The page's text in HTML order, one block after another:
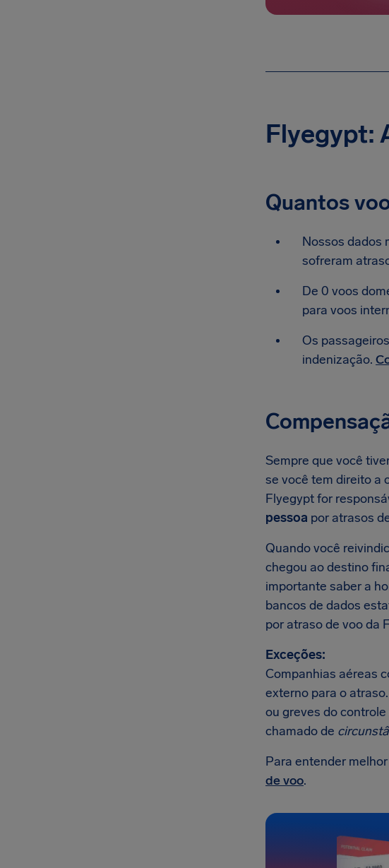
Flyegypt:
Quantos
Nossos dados
sofreram
De 0 voos
para voos
Os
indenização.
Sempre que você
se você tem direito a
Flyegypt for
pessoa por atrasos
Quando você
chegou ao destino
importante saber a
bancos de dados
por atraso de voo da
Exceções:
Companhias aéreas
externo para o
ou greves do
chamado de
Para entender
de voo.